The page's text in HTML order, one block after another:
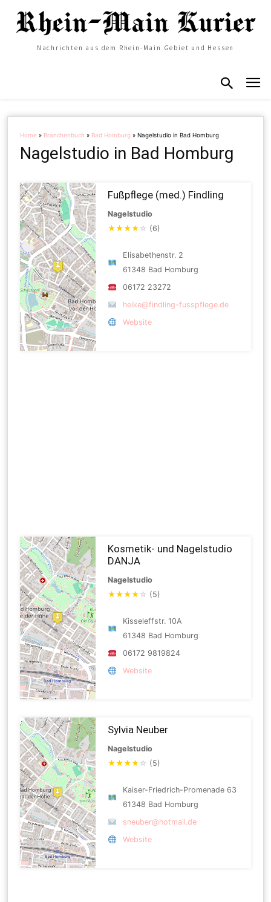
Nachrichten aus dem Rhein-Main Gebiet und Hessen
Home » Branchenbuch » Bad Homburg »Nagelstudio in Bad Homburg
Nagelstudio in Bad Homburg
Fußpflege (med.) Findling
Nagelstudio
★★★★ ☆ (6)
Elisabethenstr. 2
61348 Bad Homburg
06172 23272
heike@findling-fusspflege.de
Website
Kosmetik- und Nagelstudio
DANJA
Nagelstudio
★★★★ ☆ (5)
Kisseleffstr. 10A
61348 Bad Homburg
06172 9819824
Website
Sylvia Neuber
Nagelstudio
★★★★ ☆ (5)
Kaiser-Friedrich-Promenade 63
61348 Bad Homburg
sneuber@hotmail.de
Website